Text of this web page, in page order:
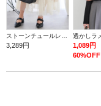
ストーンチュールレースロングスカート
3,289円
1,089円
60%OFF